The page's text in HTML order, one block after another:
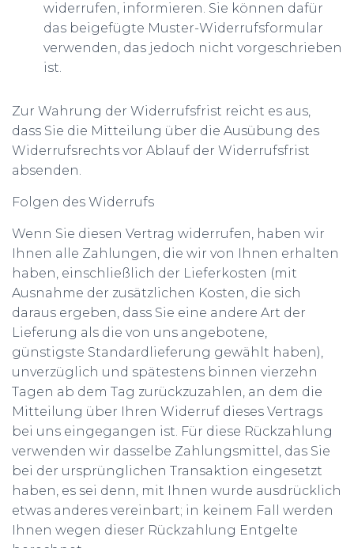
widerrufen, informieren. Sie können dafür
das beigefügte Muster-Widerrufsformular
verwenden, das jedoch nicht vorgeschrieben
ist.
Zur Wahrung der Widerrufsfrist reicht es aus,
dass Sie die Mitteilung über die Ausübung des
Widerrufsrechts vor Ablauf der Widerrufsfrist
absenden.
Folgen des Widerrufs
Wenn Sie diesen Vertrag widerrufen, haben wir
Ihnen alle Zahlungen, die wir von Ihnen erhalten
haben, einschließlich der Lieferkosten (mit
Ausnahme der zusätzlichen Kosten, die sich
daraus ergeben, dass Sie eine andere Art der
Lieferung als die von uns angebotene,
günstigste Standardlieferung gewählt haben),
unverzüglich und spätestens binnen vierzehn
Tagen ab dem Tag zurückzuzahlen, an dem die
Mitteilung über Ihren Widerruf dieses Vertrags
bei uns eingegangen ist. Für diese Rückzahlung
verwenden wir dasselbe Zahlungsmittel, das Sie
bei der ursprünglichen Transaktion eingesetzt
haben, es sei denn, mit Ihnen wurde ausdrücklich
etwas anderes vereinbart; in keinem Fall werden
Ihnen wegen dieser Rückzahlung Entgelte